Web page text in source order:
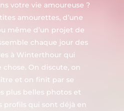
votre vie amoureuse ?
amourettes, d’une
même d’un projet de
chaque jour des
à Winterthour qui
On discute, on
et on finit par se
plus belles photos et
profils qui sont déjà en